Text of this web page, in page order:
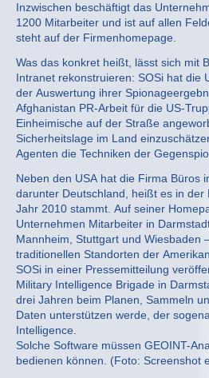
Inzwischen beschäftigt das
1200 Mitarbeiter und ist auf allen
steht auf der Firmenhomepage.
Was das konkret heißt, lässt sich mit
Intranet rekonstruieren: SOSi hat die
der Auswertung ihrer
Afghanistan PR-Arbeit für die US-
Einheimische auf der Straße
Sicherheitslage im Land
Agenten die Techniken der
Neben den USA hat die Firma Büros
darunter Deutschland, heißt es in der
Jahr 2010 stammt. Auf seiner
Unternehmen Mitarbeiter in
Mannheim, Stuttgart und Wiesbaden
traditionellen Standorten der
SOSi in einer Pressemitteilung
Military Intelligence Brigade in
drei Jahren beim Planen, Sammeln
Daten unterstützen werde, der
Intelligence.
Solche Software müssen GEOINT-
bedienen können. (Foto: Screenshot